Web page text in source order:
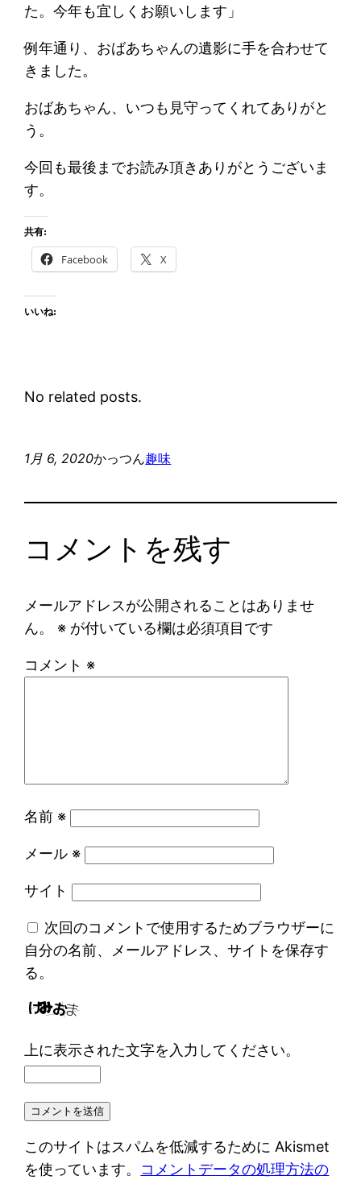
た。今年も宜しくお願いします」
例年通り、おばあちゃんの遺影に手を合わせて
きました。
おばあちゃん、いつも見守ってくれてありがと
う。
今回も最後までお読み頂きありがとうございま
す。
共有:
Facebook X
いいね:
No related posts.
1月 6, 2020かっつん趣味
コメントを残す
メールアドレスが公開されることはありませ
ん。
※ が付いている欄は必須項目です
コメント ※
名前 ※
メール ※
サイト
次回のコメントで使用するためブラウザーに
自分の名前、メールアドレス、サイトを保存す
る。
上に表示された文字を入力してください。
このサイトはスパムを低減するために Akismet
を使っています。 コメントデータの処理方法の